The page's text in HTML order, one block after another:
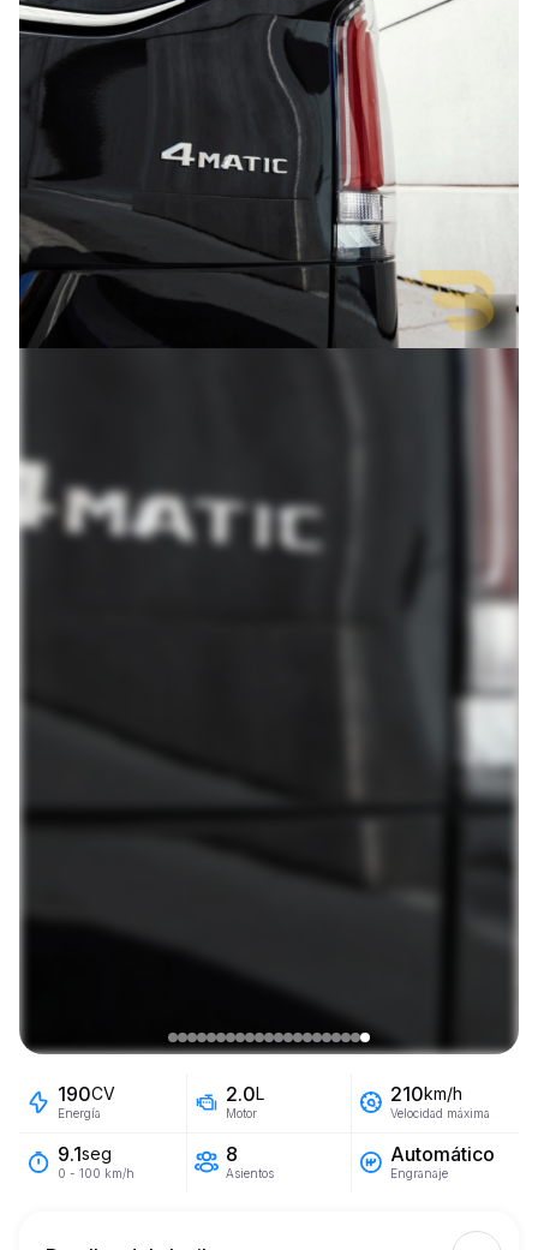
190CV
Energía
2.0L
Motor
210km/h
Velocidad máxima
9.1seg
0 - 100 km/h
8
Asientos
Automático
Engranaje